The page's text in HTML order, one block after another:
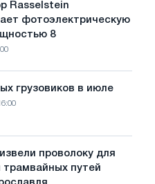
Rasselstein
фотоэлектрическую
8
грузовиков в июле
проволоку для
трамвайных путей